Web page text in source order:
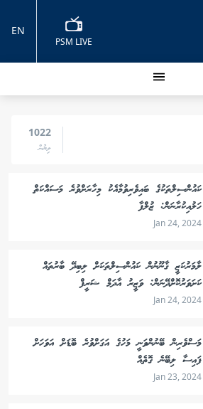
PSM LIVE
EN
1022
ލިޔުން
ކައުންސިލްތަކުގެ ބައިވެރިވުމާއެކު މިހާރަށްވުރެ މަސައްކަތް
ހަލުއިކުރާނަން: ޒުލްފާ
Jan 24, 2024
ލާމަރުކަޒީ ޤާނޫނުން ކައުންސިލްތަކަށް ލިބިދޭ ބާރުތައް
ކަށަވަރުކޮށްދޭނަން: ވަޒީރު އާދަމް ޝަރީފް
Jan 24, 2024
މަސްވެރިން ބޭނުންވަނީ މަހުގެ އަގަށްވުރެ ބޮޑަށް އަވަހަށް
ފައިސާ ލިބޭނެ ގޮތެއް
Jan 23, 2024